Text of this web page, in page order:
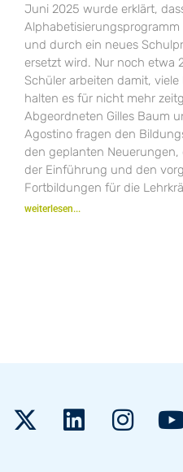
Juni 2025 wurde erklärt,
Alphabetisierungsprogramm
und durch ein neues
ersetzt wird. Nur noch etwa
Schüler arbeiten damit, viele
halten es für nicht mehr
Abgeordneten Gilles Baum
Agostino fragen den
den geplanten
der Einführung und den
Fortbildungen für die
weiterlesen...